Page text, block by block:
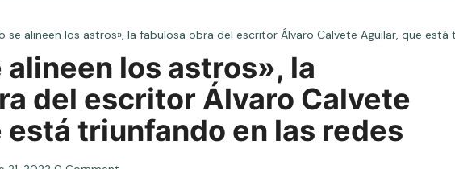
se alineen los astros», la fabulosa obra del escritor Álvaro Calvete Aguilar, que está
alineen los astros», la
del escritor Álvaro Calvete
está triunfando en las redes